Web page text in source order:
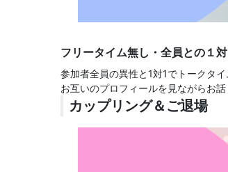
フリータイム無し・全員との１
参加者全員の異性と1対1でトークタイ
お互いのプロフィールを見ながらお
カップリング＆ご退場